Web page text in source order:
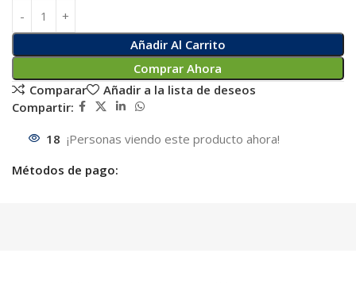
Añadir Al Carrito
Comprar Ahora
Comparar
Añadir a la lista de deseos
Compartir:
18 ¡Personas viendo este producto ahora!
Métodos de pago: